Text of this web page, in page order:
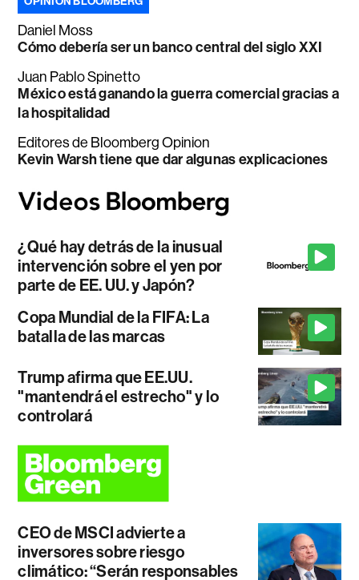
Daniel Moss
Cómo debería ser un banco central del siglo XXI
Juan Pablo Spinetto
México está ganando la guerra comercial gracias a
la hospitalidad
Editores de Bloomberg Opinion
Kevin Warsh tiene que dar algunas explicaciones
¿Qué hay detrás de la inusual
intervención sobre el yen por
parte de EE. UU. y Japón?
Copa Mundial de la FIFA: La
batalla de las marcas
Trump afirma que EE.UU.
"mantendrá el estrecho" y lo
controlará
CEO de MSCI advierte a
inversores sobre riesgo
climático: “Serán responsables